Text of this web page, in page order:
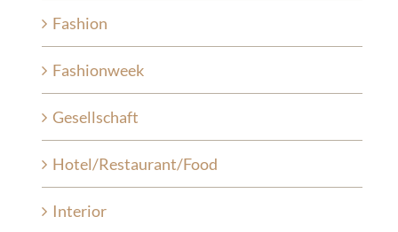
Fashion
Fashionweek
Gesellschaft
Hotel/Restaurant/Food
Interior